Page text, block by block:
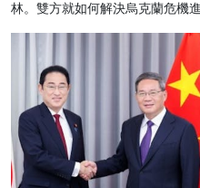
林。雙方就如何解決烏克蘭危機